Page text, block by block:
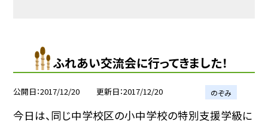
ふれあい交流会に行ってきました！
公開日 2017/12/20 更新日 2017/12/20 のぞみ
今日は、同じ中学校区の小中学校の特別支援学級に